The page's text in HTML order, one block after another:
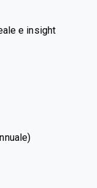
e insight